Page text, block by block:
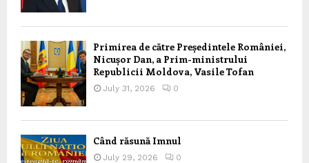
Primirea de către Președintele României,
Nicușor Dan, a Prim-ministrului
Republicii Moldova, Vasile Tofan
July 31, 2026 0
Când răsună Imnul
July 29, 2026 0